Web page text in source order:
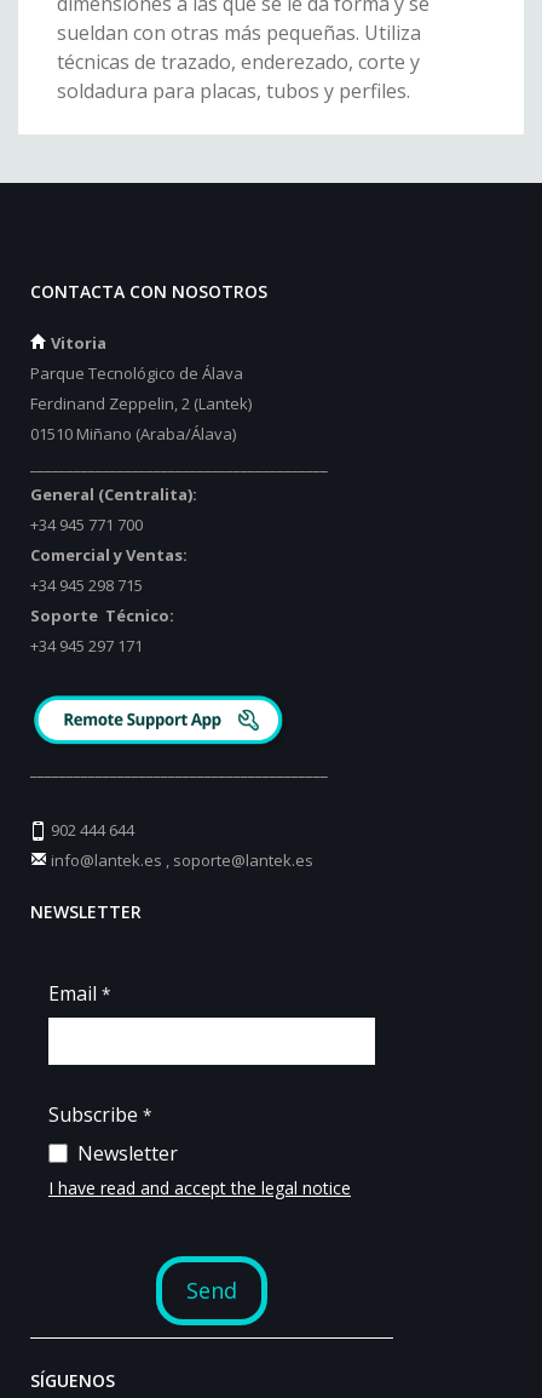
sueldan con otras más pequeñas. Utiliza
técnicas de trazado, enderezado, corte y
soldadura para placas, tubos y perfiles.
CONTACTA CON NOSOTROS
Vitoria
Parque Tecnológico de Álava
Ferdinand Zeppelin, 2 (Lantek)
01510 Miñano (Araba/Álava)
General (Centralita):
+34 945 771 700
Comercial y Ventas:
+34 945 298 715
Soporte Técnico:
+34 945 297 171
902 444 644
info@lantek.es
soporte@lantek.es
NEWSLETTER
SÍGUENOS